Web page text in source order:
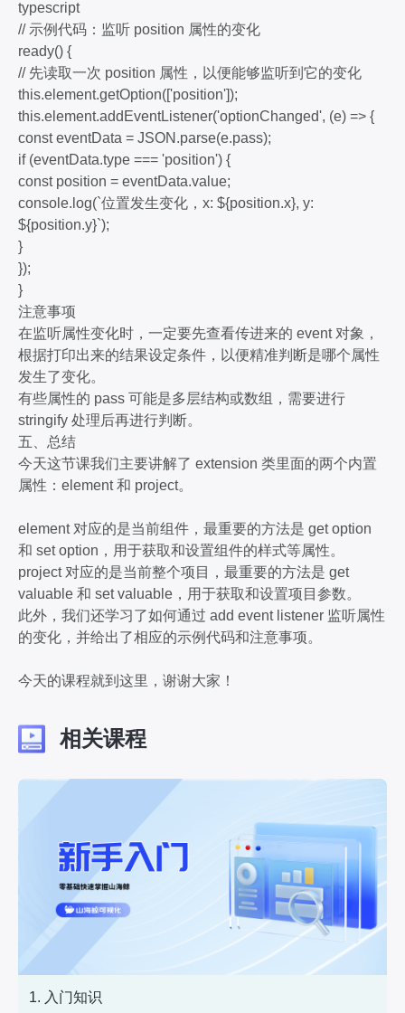
typescript
// 示例代码：监听 position 属性的变化
ready() {
// 先读取一次 position 属性，以便能够监听到它的变化
this.element.getOption(['position']);
this.element.addEventListener('optionChanged', (e) => {
const eventData = JSON.parse(e.pass);
if (eventData.type === 'position') {
const position = eventData.value;
console.log(`位置发生变化，x: ${position.x}, y:
${position.y}`);
}
});
}
注意事项
在监听属性变化时，一定要先查看传进来的 event 对象，
根据打印出来的结果设定条件，以便精准判断是哪个属性
发生了变化。
有些属性的 pass 可能是多层结构或数组，需要进行
stringify 处理后再进行判断。
五、总结
今天这节课我们主要讲解了 extension 类里面的两个内置
属性：element 和 project。
element 对应的是当前组件，最重要的方法是 get option
和 set option，用于获取和设置组件的样式等属性。
project 对应的是当前整个项目，最重要的方法是 get
valuable 和 set valuable，用于获取和设置项目参数。
此外，我们还学习了如何通过 add event listener 监听属性
的变化，并给出了相应的示例代码和注意事项。
今天的课程就到这里，谢谢大家！
相关课程
1. 入门知识